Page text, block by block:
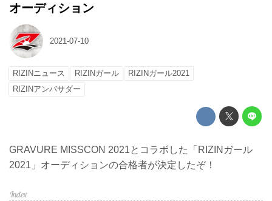
オーディション
2021-07-10
RIZINニュース RIZINガール
RIZINガール2021
RIZINアンバサダー
GRAVURE MISSCON 2021とコラボした「RIZINガール
2021」オーディションの合格者が決定したぞ！